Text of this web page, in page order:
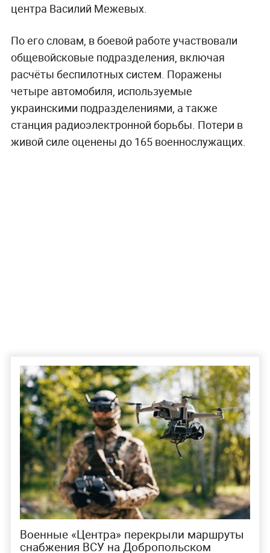
центра Василий Межевых.
По его словам, в боевой работе участвовали
общевойсковые подразделения, включая
расчёты беспилотных систем. Поражены
четыре автомобиля, используемые
украинскими подразделениями, а также
станция радиоэлектронной борьбы. Потери в
живой силе оценены до 165 военнослужащих.
Военные «Центра» перекрыли маршруты
снабжения ВСУ на Добропольском